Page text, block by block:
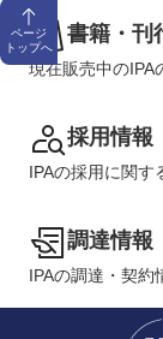
ページ
トップへ
書籍・刊
現在販売中のIPA
採用情報
IPAの採用に関す
調達情報
IPAの調達・契約